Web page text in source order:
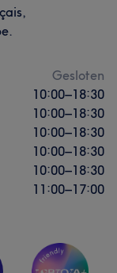
Gesloten
10:00–18:30
10:00–18:30
10:00–18:30
10:00–18:30
10:00–18:30
11:00–17:00